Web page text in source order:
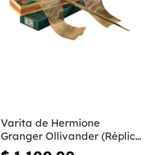
Varita de Hermione
Granger Ollivander (Réplica
Oficial) - Harry Potter